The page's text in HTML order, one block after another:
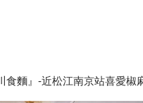
食麵』-近松江南京站喜愛椒